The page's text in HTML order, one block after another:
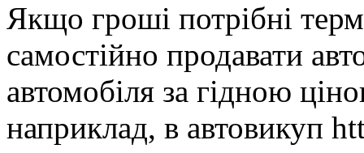
Якщо гроші потрібні
самостійно продавати
автомобіля за гідною
наприклад, в автовикуп